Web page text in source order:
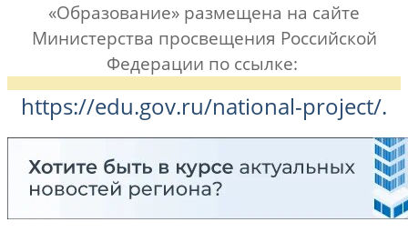
«Образование» размещена на сайте
Министерства просвещения Российской
Федерации по ссылке:
https://edu.gov.ru/national-project/.